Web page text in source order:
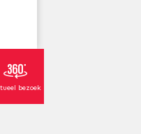
bezoek